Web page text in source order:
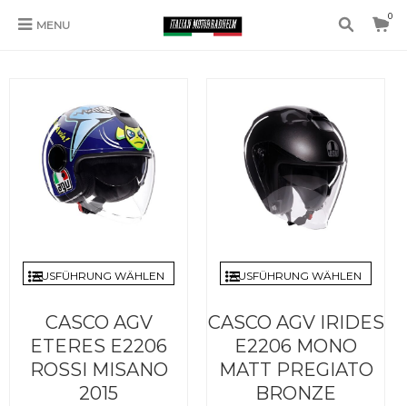
MENU
0
AUSFÜHRUNG WÄHLEN
CASCO AGV
ETERES E2206
ROSSI MISANO
2015
AUSFÜHRUNG WÄHLEN
CASCO AGV IRIDES
E2206 MONO
MATT PREGIATO
BRONZE